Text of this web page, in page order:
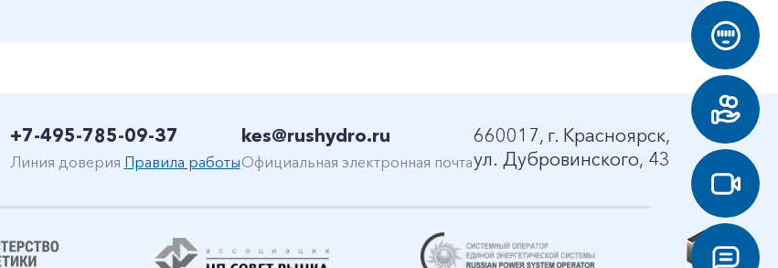
+7-495-785-09-37
Линия доверия Правила работы
kes@rushydro.ru
Официальная электронная почта
660017, г. Красноярск,
ул. Дубровинского, 43